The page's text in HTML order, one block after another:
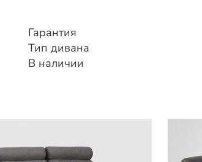
Гарантия
Тип дивана
В наличии